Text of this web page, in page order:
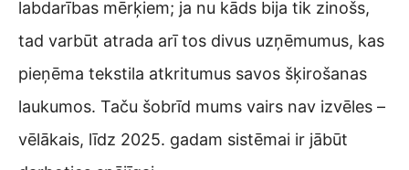
labdarības mērķiem; ja nu kāds bija tik zinošs,
tad varbūt atrada arī tos divus uzņēmumus, kas
pieņēma tekstila atkritumus savos šķirošanas
laukumos. Taču šobrīd mums vairs nav izvēles –
vēlākais, līdz 2025. gadam sistēmai ir jābūt